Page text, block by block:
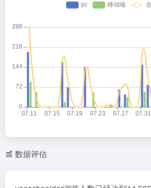
数据评估